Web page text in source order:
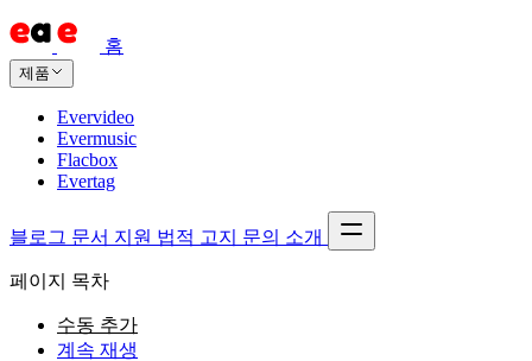
홈
제품
Evervideo
Evermusic
Flacbox
Evertag
블로그 문서 지원 법적 고지 문의 소개
페이지 목차
수동 추가
계속 재생